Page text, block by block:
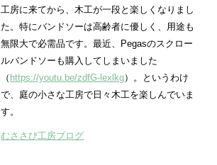
工房に来てから、木工が一段と楽しくなりまし
た。特にバンドソーは高齢者に優しく、用途も
無限大で必需品です。最近、Pegasのスクロー
ルバンドソーも購入してしまいました
（ https://youtu.be/zdfG-lexlkg）。というわけ
で、庭の小さな工房で日々木工を楽しんでいま
す。
むささび工房ブログ